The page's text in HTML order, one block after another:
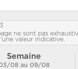
ne sont pas
valeur indicative.
Semaine
08 au 09/08